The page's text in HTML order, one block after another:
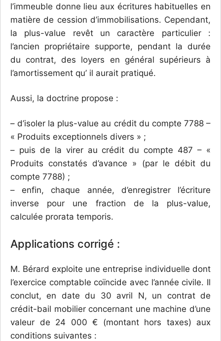
l’immeuble donne lieu aux écritures habituelles en
matière de cession d’immobilisations. Cependant,
la plus-value revêt un caractère particulier :
l’ancien propriétaire supporte, pendant la durée
du contrat, des loyers en général supérieurs à
l’amortissement qu’ il aurait pratiqué.
Aussi, la doctrine propose :
– d’isoler la plus-value au crédit du compte 7788 –
« Produits exceptionnels divers » ;
– puis de la virer au crédit du compte 487 – «
Produits constatés d’avance » (par le débit du
compte 7788) ;
– enfin, chaque année, d’enregistrer l’écriture
inverse pour une fraction de la plus-value,
calculée prorata temporis.
Applications corrigé :
M. Bérard exploite une entreprise individuelle dont
l’exercice comptable coïncide avec l’année civile. Il
conclut, en date du 30 avril N, un contrat de
crédit-bail mobilier concernant une machine d’une
valeur de 24 000 € (montant hors taxes) aux
conditions suivantes :